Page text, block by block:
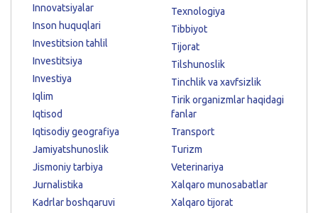
Innovatsiyalar
Inson huquqlari
Investitsion tahlil
Investitsiya
Investiya
Iqlim
Iqtisod
Iqtisodiy geografiya
Jamiyatshunoslik
Jismoniy tarbiya
Jurnalistika
Kadrlar boshqaruvi
Texnologiya
Tibbiyot
Tijorat
Tilshunoslik
Tinchlik va xavfsizlik
Tirik organizmlar haqidagi
fanlar
Transport
Turizm
Veterinariya
Xalqaro munosabatlar
Xalqaro tijorat